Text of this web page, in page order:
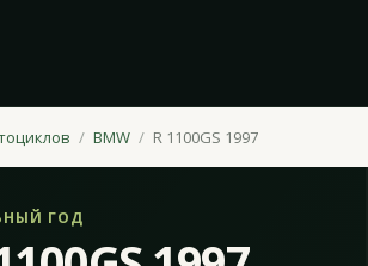
BMW R 1100GS 1997
ГОД